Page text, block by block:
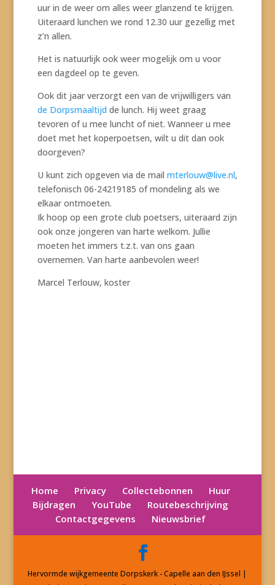
uur in de weer om alles weer glanzend te krijgen.
Uiteraard lunchen we rond 12.30 uur gezellig met
z’n allen.
Het is natuurlijk ook weer mogelijk om u voor
een dagdeel op te geven.
Ook dit jaar verzorgt een van de vrijwilligers van
de Dorpsmaaltijd de lunch. Hij weet graag
tevoren of u mee luncht of niet. Wanneer u mee
doet met het koperpoetsen, wilt u dit dan ook
doorgeven?
U kunt zich opgeven via de mail mterlouw@live.nl,
telefonisch 06-24219185 of mondeling als we
elkaar ontmoeten.
Ik hoop op een grote club poetsers, uiteraard zijn
ook onze jongeren van harte welkom. Jullie
moeten het immers t.z.t. van ons gaan
overnemen. Van harte aanbevolen weer!
Marcel Terlouw, koster
Home Privacy Collectebonnen
Huur
Bijdragen
YouTube
Routebeschrijving
Contactgegevens
Nieuwsbrief
Hervormde wijkgemeente Dorpskerk - Capelle aan den IJssel |